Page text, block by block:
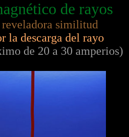
de rayos
reveladora similitud
la descarga del rayo
de 20 a 30 amperios)